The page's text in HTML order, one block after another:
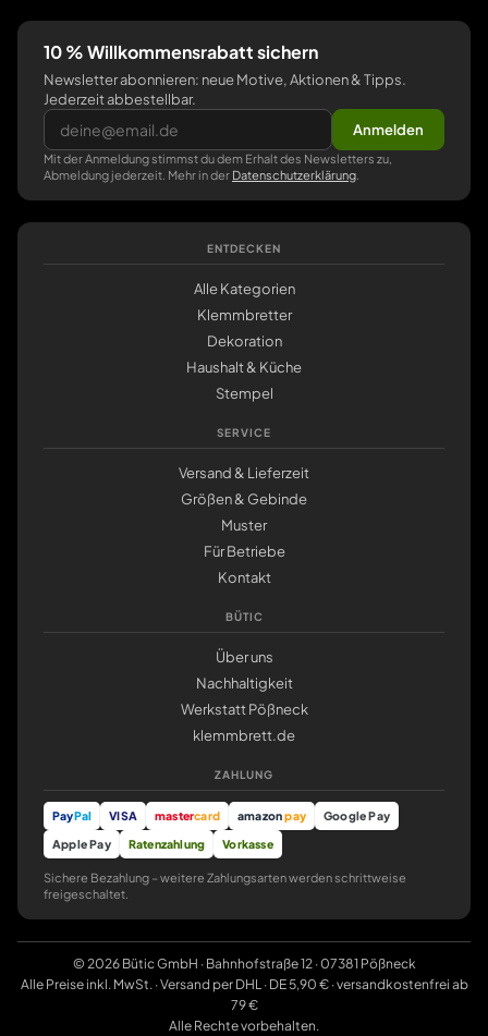
10 % Willkommensrabatt sichern
Newsletter abonnieren: neue Motive, Aktionen & Tipps.
Jederzeit abbestellbar.
Anmelden
Mit der Anmeldung stimmst du dem Erhalt des Newsletters zu,
Abmeldung jederzeit. Mehr in der Datenschutzerklärung
ENTDECKEN
Alle Kategorien
Klemmbretter
Dekoration
Haushalt & Küche
Stempel
SERVICE
Versand & Lieferzeit
Größen & Gebinde
Muster
Für Betriebe
Kontakt
BÜTIC
Über uns
Nachhaltigkeit
Werkstatt Pößneck
klemmbrett.de
ZAHLUNG
PayPal VISA mastercard amazonpay
Google Pay
Apple Pay
Ratenzahlung Vorkasse
Sichere Bezahlung – weitere Zahlungsarten werden schrittweise
freigeschaltet.
© 2026 Bütic GmbH · Bahnhofstraße 12 · 07381 Pößneck
Alle Preise inkl. MwSt. · Versand per DHL · DE 5,90 € · versandkostenfrei ab
79 €
Alle Rechte vorbehalten.